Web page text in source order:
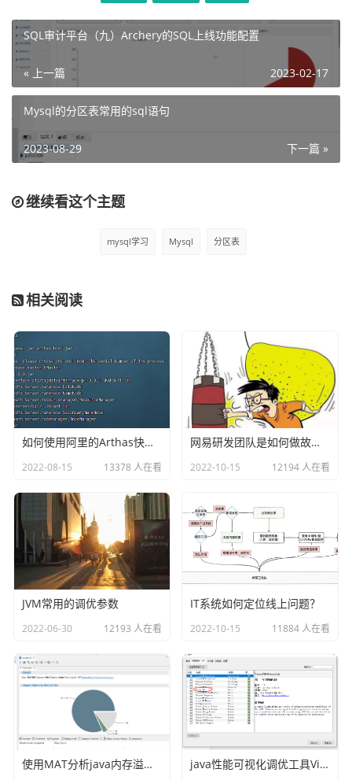
和工具。如果没有好的管理方法，会增加管理的负担和出错的概
率。
以上我们对分区表有一些基本的概念了，下面我们就来介绍
1）range分区
如我们把数据按周进行分区，按月进行分区，按季度进行分
例如下面我们演示一条sql，把数据按月进行分区：
`id` bigint(19) NOT NULL,
`order_no` varchar(21) DEFAULT NULL COMMENT '流
水号',
`transaction_id` varchar(40) DEFAULT NULL COMME
NT '第三方支付流水号',
`time_bucket_id` bigint(19) DEFAULT NULL COMMEN
T '时间段id',
备id',
`costs_consume_log_id` bigint(19) DEFAULT NUL
L COMMENT '消费机消费记录id',
`wallet_user_id` bigint(19) DEFAULT NULL COMMEN
T '用户钱包id',
`wallet_type` int(11) DEFAULT NULL COMMENT '钱
包类型，0：余额钱包，1、补贴钱包',
L COMMENT '扣款前的余额',
`op_type` tinyint(1) DEFAULT NULL COMMENT '1:充
值;2:减款;3:消费;4:补贴;5:退款;6补扣;7余额清理',
`op_user` varchar(30) DEFAULT NULL COMMENT '操
作用户',
`amount` decimal(10,2) DEFAULT NULL COMMENT '本
SQL审计平台（九）Archery的SQL上线功能配置
« 上一篇 2023-02-17
Mysql的分区表常用的sql语句
下一篇 »
2023-08-29
继续看这个主题
mysql学习 Mysql 分区表
相关阅读
如何使用阿里的Arthas快速定位正在线上运行的程序问题
2022-08-15 13378 人在看
网易研发团队是如何做故障演练的？
2022-10-15 12194 人在看
JVM常用的调优参数
2022-06-30 12193 人在看
IT系统如何定位线上问题？
2022-10-15 11884 人在看
使用MAT分析java内存溢出的原因 java性能可视化调优工具VisualVM插件之Visual GC